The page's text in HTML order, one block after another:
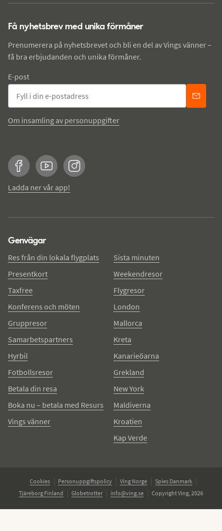
Få nyhetsbrev med unika förmåner
Prenumerera på nyhetsbrevet och bli en del av Vings vänner –
få bra erbjudanden och unika förmåner.
E-post
Om insamling av personuppgifter
FacebookYouTubeInstagram
Ladda ner vår app!
Genvägar
Res från din lokala flygplats
Presentkort
Taxfree
Konferens och möten
Gruppresor
Samarbetspartners
Hyrbil
Fotbollsresor
Betala din resa
Boka nu – betala med Resurs
Vings vänner
Sista minuten
Weekendresor
Flygresor
London
Mallorca
Kreta
Kanarieöarna
Grekland
New York
Maldiverna
Kroatien
Kap Verde
Cookies Personuppgiftspolicy Ving Norge
Spies Danmark
Tjäreborg Finland
Globetrotter info@ving.se Copyright Ving, 2026